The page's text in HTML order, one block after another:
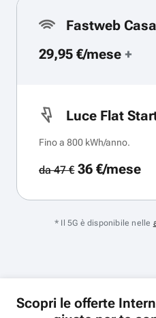
Fastweb
29,95 €/mese +
Luce Flat
Fino a 800 kWh/anno.
da 47 €36 €/mese
* Il 5G è disponibile nelle
Scopri le offerte